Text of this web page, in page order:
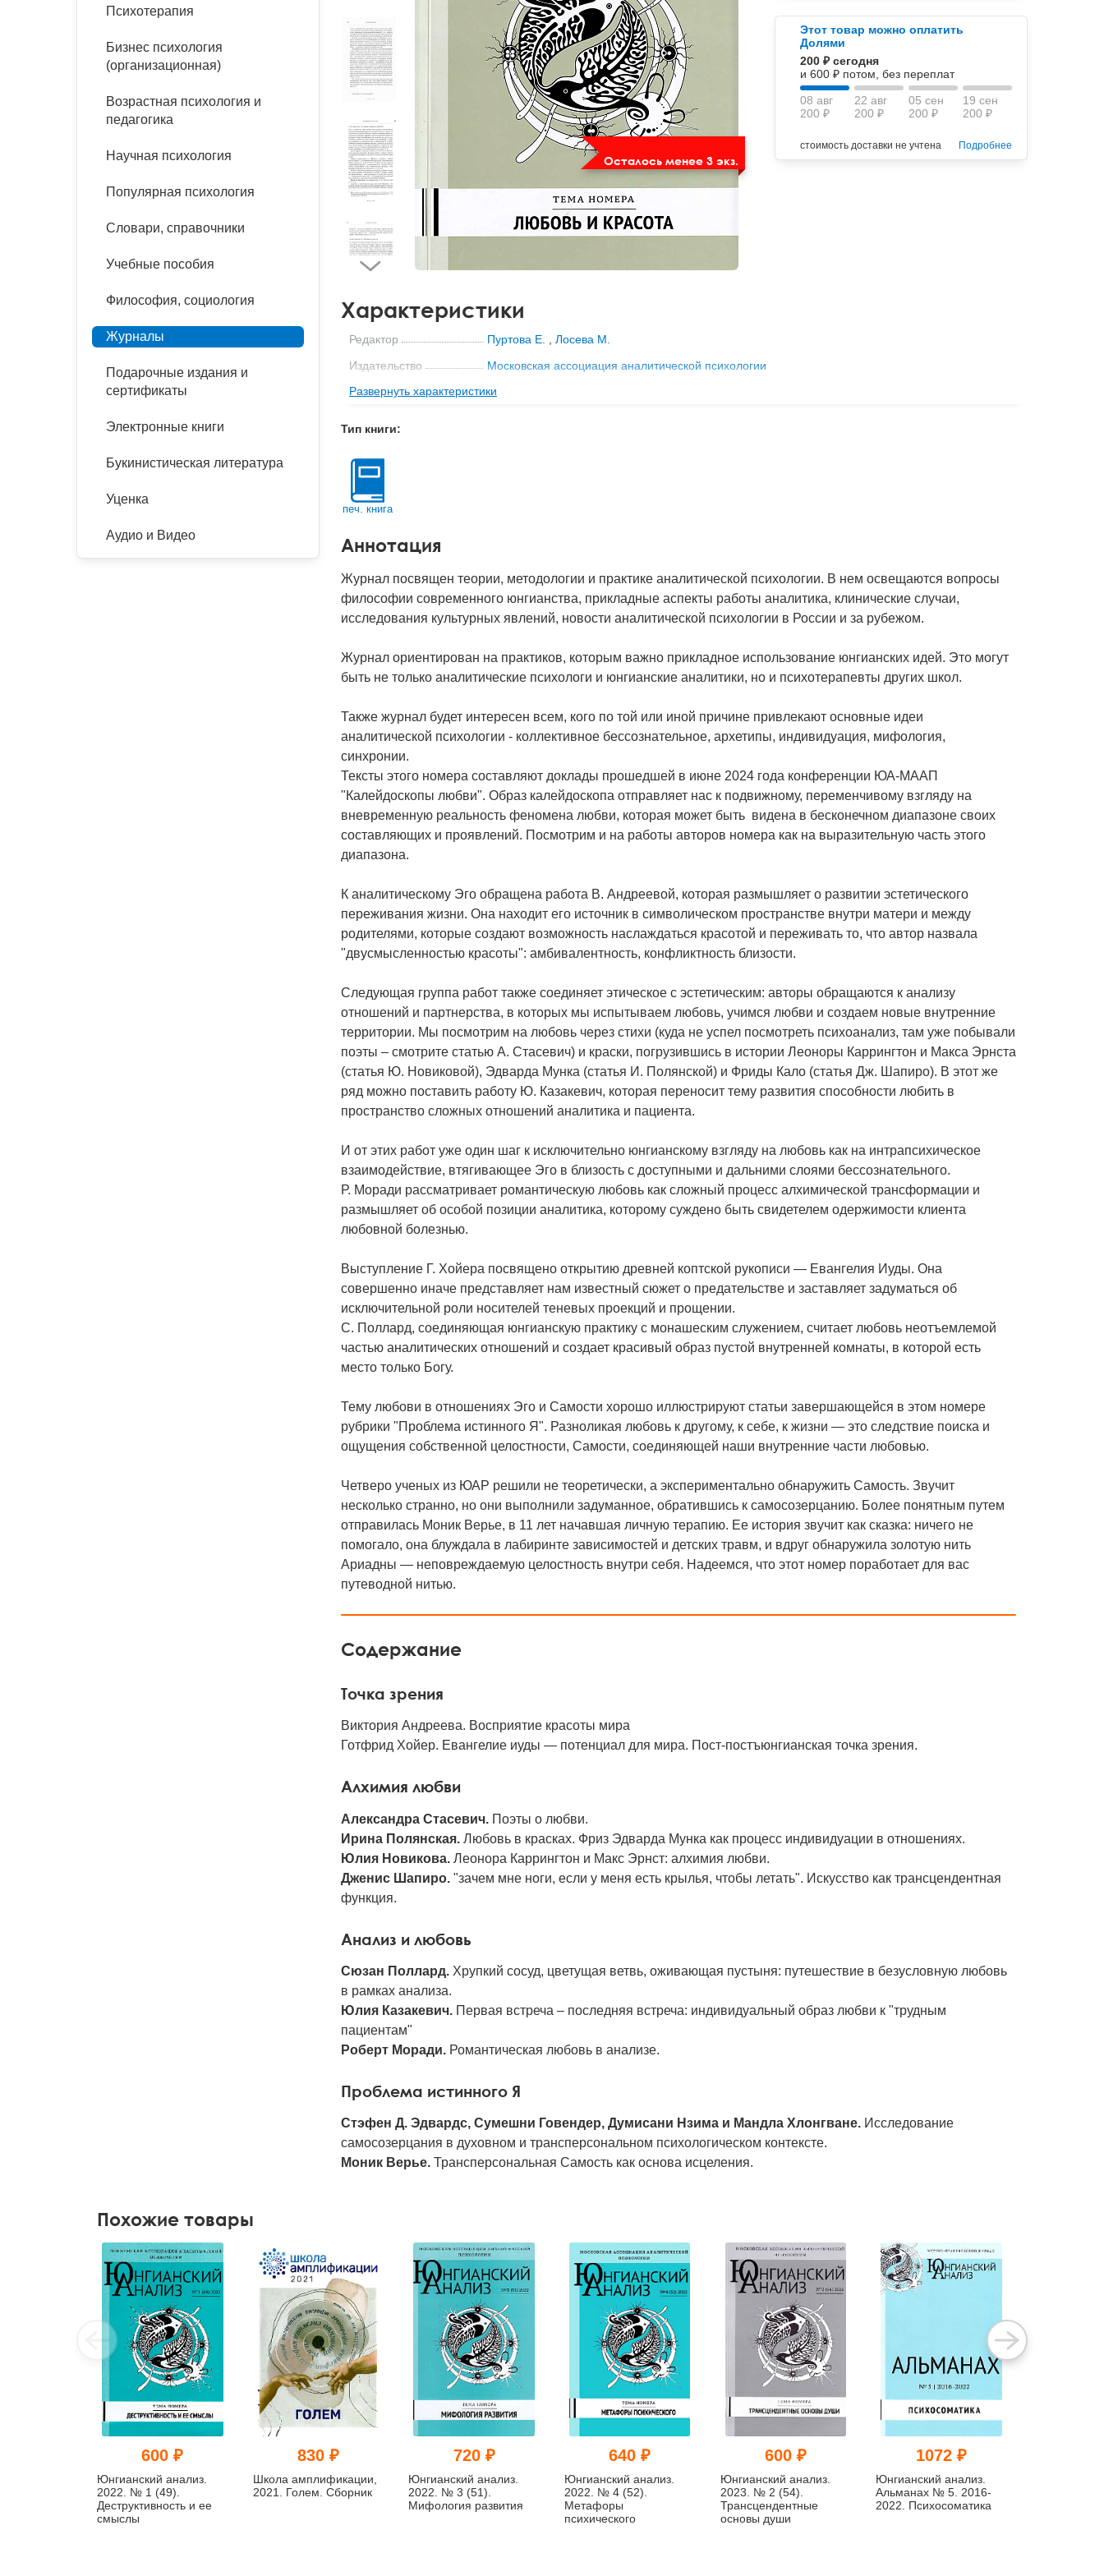
панические атаки
Психодрама
Сказкотерапия
психотерапии
Классический, эриксоновский
эргономика
Социальная психология
Психология развития
организационная психология
психоанализ
Осталось менее 3 экз.
Этот товар можно оплатить
Долями
200 ₽ сегодня
и 600 ₽ потом, без переплат
08 авг
200 ₽
22 авг
200 ₽
05 сен
200 ₽
19 сен
200 ₽
стоимость доставки не учтена Подробнее
Характеристики
Редактор Пуртова Е. ,Лосева М.
Издательство
Московская ассоциация аналитической психологии
Формат книги
208x144x12 мм
Кол-во стр
Год
Развернуть характеристики
Тип книги:
печ. книга
Аннотация
Журнал посвящен теории, методологии и практике аналитической психологии. В нем освещаются вопросы
философии современного юнгианства, прикладные аспекты работы аналитика, клинические случаи,
исследования культурных явлений, новости аналитической психологии в России и за рубежом.
Журнал ориентирован на практиков, которым важно прикладное использование юнгианских идей. Это могут
быть не только аналитические психологи и юнгианские аналитики, но и психотерапевты других школ.
Также журнал будет интересен всем, кого по той или иной причине привлекают основные идеи
аналитической психологии - коллективное бессознательное, архетипы, индивидуация, мифология,
синхронии.
Тексты этого номера составляют доклады прошедшей в июне 2024 года конференции ЮА-МААП
"Калейдоскопы любви". Образ калейдоскопа отправляет нас к подвижному, переменчивому взгляду на
вневременную реальность феномена любви, которая может быть видена в бесконечном диапазоне своих
составляющих и проявлений. Посмотрим и на работы авторов номера как на выразительную часть этого
диапазона.
К аналитическому Эго обращена работа В. Андреевой, которая размышляет о развитии эстетического
переживания жизни. Она находит его источник в символическом пространстве внутри матери и между
родителями, которые создают возможность наслаждаться красотой и переживать то, что автор назвала
"двусмысленностью красоты": амбивалентность, конфликтность близости.
Следующая группа работ также соединяет этическое с эстетическим: авторы обращаются к анализу
отношений и партнерства, в которых мы испытываем любовь, учимся любви и создаем новые внутренние
территории. Мы посмотрим на любовь через стихи (куда не успел посмотреть психоанализ, там уже побывали
поэты – смотрите статью А. Стасевич) и краски, погрузившись в истории Леоноры Каррингтон и Макса Эрнста
(статья Ю. Новиковой), Эдварда Мунка (статья И. Полянской) и Фриды Кало (статья Дж. Шапиро). В этот же
ряд можно поставить работу Ю. Казакевич, которая переносит тему развития способности любить в
пространство сложных отношений аналитика и пациента.
И от этих работ уже один шаг к исключительно юнгианскому взгляду на любовь как на интрапсихическое
взаимодействие, втягивающее Эго в близость с доступными и дальними слоями бессознательного.
Р. Моради рассматривает романтическую любовь как сложный процесс алхимической трансформации и
размышляет об особой позиции аналитика, которому суждено быть свидетелем одержимости клиента
любовной болезнью.
Выступление Г. Хойера посвящено открытию древней коптской рукописи — Евангелия Иуды. Она
совершенно иначе представляет нам известный сюжет о предательстве и заставляет задуматься об
исключительной роли носителей теневых проекций и прощении.
С. Поллард, соединяющая юнгианскую практику с монашеским служением, считает любовь неотъемлемой
частью аналитических отношений и создает красивый образ пустой внутренней комнаты, в которой есть
место только Богу.
Тему любови в отношениях Эго и Самости хорошо иллюстрируют статьи завершающейся в этом номере
рубрики "Проблема истинного Я". Разноликая любовь к другому, к себе, к жизни — это следствие поиска и
ощущения собственной целостности, Самости, соединяющей наши внутренние части любовью.
Четверо ученых из ЮАР решили не теоретически, а экспериментально обнаружить Самость. Звучит
несколько странно, но они выполнили задуманное, обратившись к самосозерцанию. Более понятным путем
отправилась Моник Верье, в 11 лет начавшая личную терапию. Ее история звучит как сказка: ничего не
помогало, она блуждала в лабиринте зависимостей и детских травм, и вдруг обнаружила золотую нить
Ариадны — неповреждаемую целостность внутри себя. Надеемся, что этот номер поработает для вас
путеводной нитью.
Содержание
Точка зрения
Виктория Андреева. Восприятие красоты мира
Готфрид Хойер. Евангелие иуды — потенциал для мира. Пост-постъюнгианская точка зрения.
Алхимия любви
Александра Стасевич. Поэты о любви.
Ирина Полянская. Любовь в красках. Фриз Эдварда Мунка как процесс индивидуации в отношениях.
Юлия Новикова. Леонора Каррингтон и Макс Эрнст: алхимия любви.
Дженис Шапиро. "зачем мне ноги, если у меня есть крылья, чтобы летать". Искусство как трансцендентная
функция.
Анализ и любовь
Сюзан Поллард. Хрупкий сосуд, цветущая ветвь, оживающая пустыня: путешествие в безусловную любовь
в рамках анализа.
Юлия Казакевич. Первая встреча – последняя встреча: индивидуальный образ любви к "трудным
пациентам"
Роберт Моради. Романтическая любовь в анализе.
Проблема истинного Я
Стэфен Д. Эдвардс, Сумешни Говендер, Думисани Нзима и Мандла Хлонгване. Исследование
самосозерцания в духовном и трансперсональном психологическом контексте.
Моник Верье. Трансперсональная Самость как основа исцеления.
Психотерапия
Бизнес психология
(организационная)
Возрастная психология и
педагогика
Научная психология
Популярная психология
Словари, справочники
Учебные пособия
Философия, социология
Журналы
Подарочные издания и
сертификаты
Электронные книги
Букинистическая литература
Уценка
Аудио и Видео
Похожие товары
600 ₽
Юнгианский анализ.
2022. № 1 (49).
Деструктивность и ее
смыслы
830 ₽
Школа амплификации,
2021. Голем. Сборник
720 ₽
Юнгианский анализ.
2022. № 3 (51).
Мифология развития
640 ₽
Юнгианский анализ.
2022. № 4 (52).
Метафоры
психического
600 ₽
Юнгианский анализ.
2023. № 2 (54).
Трансцендентные
основы души
1072 ₽
Юнгианский анализ.
Альманах № 5. 2016-
2022. Психосоматика